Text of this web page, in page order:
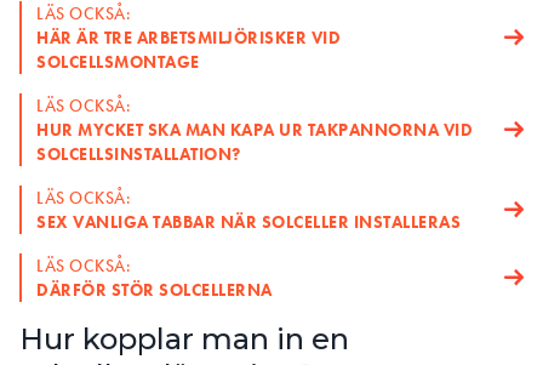
LÄS OCKSÅ:
HÄR ÄR TRE ARBETSMILJÖRISKER VID
SOLCELLSMONTAGE
LÄS OCKSÅ:
HUR MYCKET SKA MAN KAPA UR TAKPANNORNA VID
SOLCELLSINSTALLATION?
LÄS OCKSÅ:
SEX VANLIGA TABBAR NÄR SOLCELLER INSTALLERAS
LÄS OCKSÅ:
DÄRFÖR STÖR SOLCELLERNA
Hur kopplar man in en